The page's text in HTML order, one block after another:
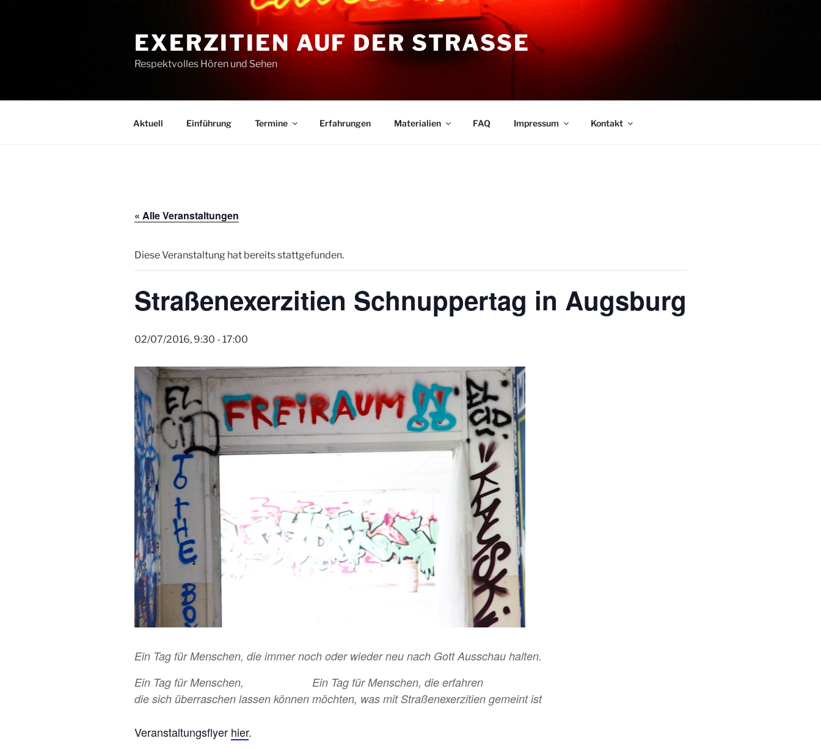
EXERZITIEN AUF DER STRASSE
Respektvolles Hören und Sehen
Aktuell Einführung Termine Erfahrungen Materialien FAQ Impressum Kontakt
« Alle Veranstaltungen
Diese Veranstaltung hat bereits stattgefunden.
Straßenexerzitien Schnuppertag in Augsburg
02/07/2016, 9:30 - 17:00
Ein Tag für Menschen, die immer noch oder wieder neu nach Gott Ausschau halten.
Ein Tag für Menschen,
die sich überraschen lassen können
Ein Tag für Menschen, die erfahren
möchten, was mit Straßenexerzitien gemeint ist
Veranstaltungsflyer hier.